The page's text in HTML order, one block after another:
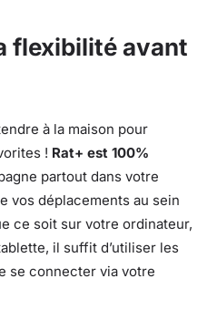
flexibilité avant
à la maison pour
! Rat+ est 100%
partout dans votre
vos déplacements au sein
ce soit sur votre ordinateur,
il suffit d’utiliser les
se connecter via votre